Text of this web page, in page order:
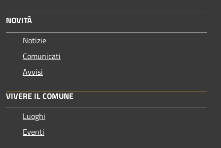
NOVITÀ
Notizie
Comunicati
Avvisi
VIVERE IL COMUNE
Luoghi
Eventi